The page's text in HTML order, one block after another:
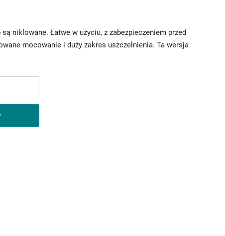
niklowane. Łatwe w użyciu, z zabezpieczeniem przed
mocowanie i duży zakres uszczelnienia. Ta wersja